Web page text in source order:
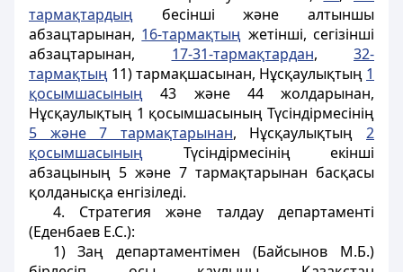
тармақтардың бесiншi және алтыншы
абзацтарынан, 16-тармақтың жетiншi, сегiзiншi
абзацтарынан, 17-31-тармақтардан, 32-
тармақтың 11) тармақшасынан, Нұсқаулықтың 1
қосымшасының 43 және 44 жолдарынан,
Нұсқаулықтың 1 қосымшасының Түсiндiрмесiнiң
5 және 7 тармақтарынан, Нұсқаулықтың2
қосымшасының Түсiндiрмесiнiң екiншi
абзацының 5 және 7 тармақтарынан басқасы
қолданысқа енгiзiледi.
4. Стратегия және талдау департаментi
(Еденбаев E.C.):
1) Заң департаментiмен (Байсынов М.Б.)